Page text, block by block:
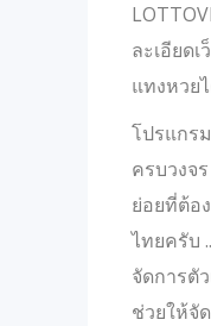
ละเอียด
แทงหวย
โปรแกร
ครบวงจ
ย่อยที่ต้อ
ไทยครับ
จัดการตั
ช่วยให้จั